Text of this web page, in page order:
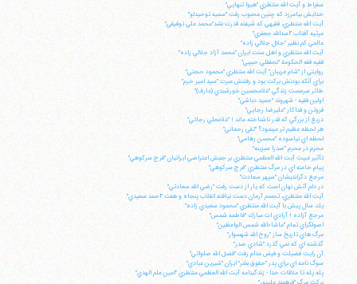
سقراط و آيت الله منتظري "هيوا تنهايي"
خدايش بيامرزد كه چنين محبوب رفت "سميه توحيدلو"
آيت الله منتظري، فقيهي كه شيفته قدرت نشد"محمد علي توفيقي"
مرثيه آفتاب "اسدالله جعفري"
عالمي كم نظير "جلال جلالي زاده"
آيت الله منتظري و اهل سنت ايران "محمد آزاد جلالي زاده"
فقيه فقه الحكومة "نجفقلي حبيبي"
روايتي از "شام غريبان" آيت الله منتظري "محمود حجتي"
براي آنكه بودنش بركت بود و رفتنش عبرت "سيد امير خرم"
طائر سرمست زندگي "غلامحسين خورشيدي (عارف)"
اولين فقيه - شهروند "حميد دباشي"
فروتن و فداكار "عليرضا رجايي"
دريغ از بزرگي كه قدر ناشناخته ماند ! "غلامعلي رجائي"
هر لحظه عظيم تر مي‎نمود؟ "تقي رحماني"
لحظه اي نياسوده "محسن رهامي"
محرم در محرم "صدرا سبزينه"
تأثير غيبت آيت الله العظمي منتظري بر جنبش اعتراضي ايرانيان "فرج سركوهي"
پيام خامنه اي در مرگ منتظري "فرج سركوهي"
مرجع دگرانديشان "سپهر سعادت"
در دلم آتش نهان است كه يار از دست رفت "رضي الله سعادتي"
آيت الله منتظري، تجسم آرمان دست نيافته انقلاب پنجاه و هفت "احمد سعيدي"
يك سال پيش با آيت الله منتظري "محمود سعيدي زاده"
مرجع آزاده ! آزادي ات مبارك "فاطمه شمس"
اصولگراي تمام "ماشاءالله شمس الواعظين"
مرگ هاي تاريخ ساز "روح الله شهسوار"
گذشته اي كه نمي گذرد "شادي صدر"
آن رايت فضيلت و فيض مدام رفت "فضل الله صلواتي"
سوگ نامه اي براي پدر "حقوق بشر" ايران "شيرين عبادي"
پله پله تا ملاقات خدا - زندگينامه آيت الله العظمي منتظري "امين علم الهدي"